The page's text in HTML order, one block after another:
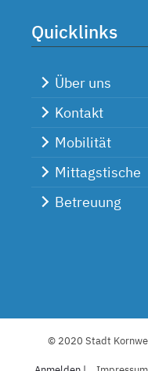
Quicklinks
Über uns
Kontakt
Mobilität
Mittagstische
Betreuung
© 2020 Stadt